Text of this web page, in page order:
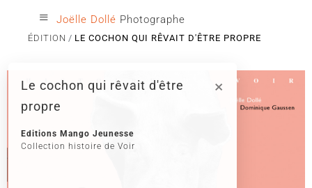
≡ Joëlle Dollé Photographe
ÉDITION LE COCHON QUI RÊVAIT D'ÊTRE PROPRE
×
Le cochon qui rêvait d'être
propre
Editions Mango Jeunesse
Collection histoire de Voir